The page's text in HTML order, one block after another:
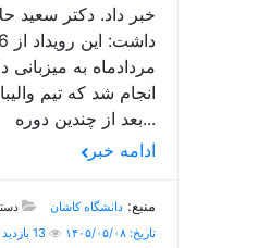
خبر داد. دکتر سعید
مردادماه به میزبانی
انجام شد که تیم
بعد از چندین دوره...
ادامه خبر
منبع:دانشگاه کاشان
تاریخ: ۱۴۰۵/۰۵/۰۸
13 بازدید